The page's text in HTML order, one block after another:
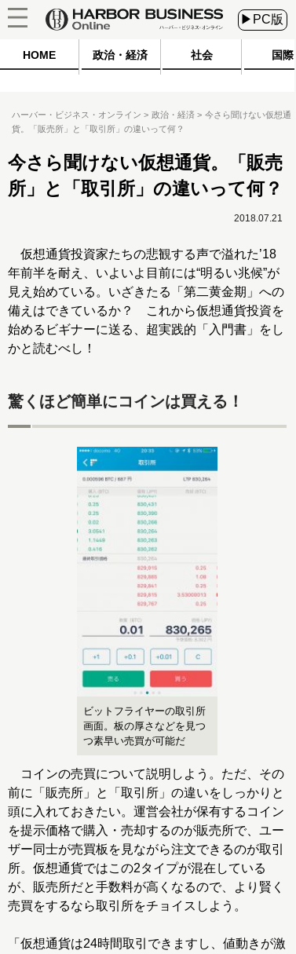
▶PC版
HOME 政治・経済 社会 国際
ハーバー・ビジネス・オンライン 政治・経済
今さら聞けない仮想通
貨。「販売所」と「取引所」の違いって何？
今さら聞けない仮想通貨。「販売
所」と「取引所」の違いって何？
2018.07.21
仮想通貨投資家たちの悲観する声で溢れた’18
年前半を耐え、いよいよ目前には“明るい兆候”が
見え始めている。いざきたる「第二黄金期」への
備えはできているか？ これから仮想通貨投資を
始めるビギナーに送る、超実践的「入門書」をし
かと読むべし！
驚くほど簡単にコインは買える！
ビットフライヤーの取引所
画面。板の厚さなどを見つ
つ素早い売買が可能だ
コインの売買について説明しよう。ただ、その
前に「販売所」と「取引所」の違いをしっかりと
頭に入れておきたい。運営会社が保有するコイン
を提示価格で購入・売却するのが販売所で、ユー
ザー同士が売買板を見ながら注文できるのが取引
所。仮想通貨ではこの2タイプが混在している
が、販売所だと手数料が高くなるので、より賢く
売買をするなら取引所をチョイスしよう。
「仮想通貨は24時間取引できますし、値動きが激